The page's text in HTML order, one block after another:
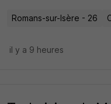
Romans-sur-Isère - 26
il y a 9 heures